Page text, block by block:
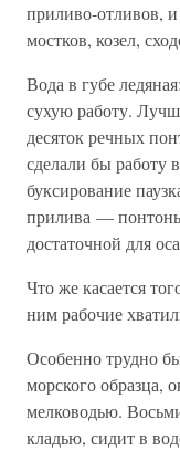
приливо-отливов, и
мостков, козел,
Вода в губе
сухую работу.
десяток речных
сделали бы работу
буксирование
прилива —
достаточной для
Что же касается
ним рабочие
Особенно трудно
морского образца,
мелководью.
кладью, сидит в